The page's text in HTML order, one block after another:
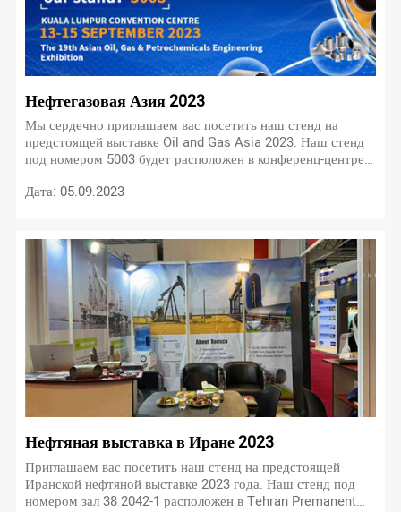
Нефтегазовая Азия 2023
Мы сердечно приглашаем вас посетить наш стенд на
предстоящей выставке Oil and Gas Asia 2023. Наш стенд
под номером 5003 будет расположен в конференц-центре
период с 13 по 15 сентября 2023 года.
Дата: 05.09.2023
Нефтяная выставка в Иране 2023
Приглашаем вас посетить наш стенд на предстоящей
Иранской нефтяной выставке 2023 года. Наш стенд под
номером зал 38 2042-1 расположен в Tehran Premanent